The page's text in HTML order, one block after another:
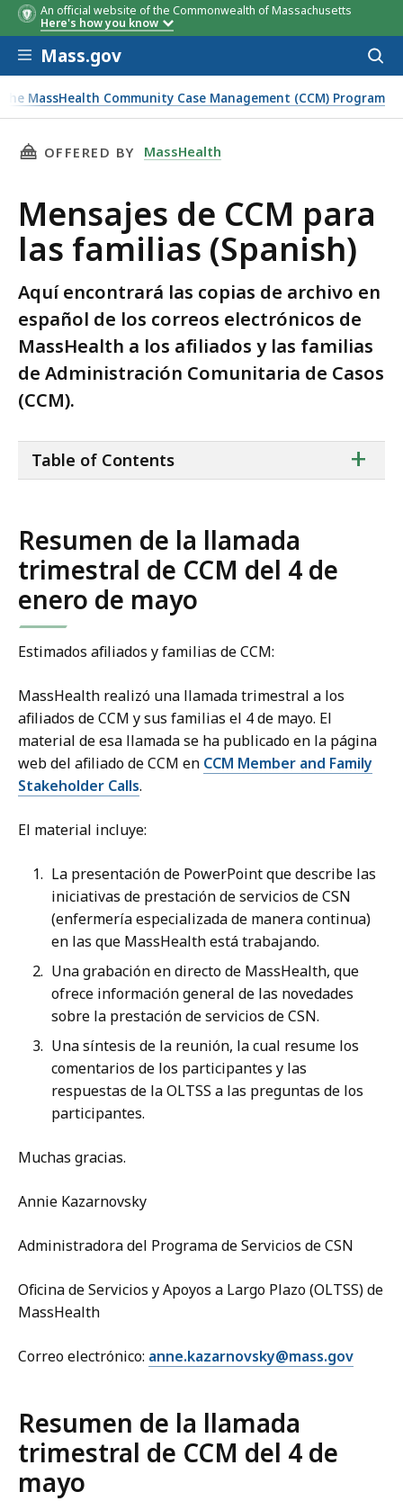
An official website of the Commonwealth of Massachusetts
Here's how you know
Skip to main content
Mass.gov
The MassHealth Community Case Management (CCM) Program
THIS PAGE, MENSAJES DE CCM PARA LAS
OFFERED BY MassHealth
Mensajes de CCM para
las familias (Spanish)
Aquí encontrará las copias de archivo en
español de los correos electrónicos de
MassHealth a los afiliados y las familias
de Administración Comunitaria de Casos
(CCM).
of
+
Table of Contents
Resumen de la llamada
trimestral de CCM del 4 de
enero de mayo
Estimados afiliados y familias de CCM:
MassHealth realizó una llamada trimestral a los
afiliados de CCM y sus familias el 4 de mayo. El
material de esa llamada se ha publicado en la página
web del afiliado de CCM en CCM Member and Family
Stakeholder Calls.
El material incluye:
La presentación de PowerPoint que describe las
iniciativas de prestación de servicios de CSN
(enfermería especializada de manera continua)
en las que MassHealth está trabajando.
Una grabación en directo de MassHealth, que
ofrece información general de las novedades
sobre la prestación de servicios de CSN.
Una síntesis de la reunión, la cual resume los
comentarios de los participantes y las
respuestas de la OLTSS a las preguntas de los
participantes.
Muchas gracias.
Annie Kazarnovsky
Administradora del Programa de Servicios de CSN
Oficina de Servicios y Apoyos a Largo Plazo (OLTSS) de
MassHealth
Correo electrónico: anne.kazarnovsky@mass.gov
Resumen de la llamada
trimestral de CCM del 4 de
mayo